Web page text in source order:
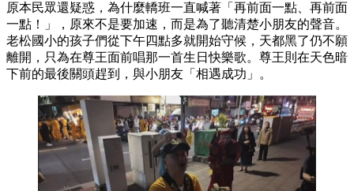
原本民眾還疑惑，為什麼轎班一直喊著「再前面一點、再前面
一點！」，原來不是要加速，而是為了聽清楚小朋友的聲音。
老松國小的孩子們從下午四點多就開始守候，天都黑了仍不願
離開，只為在尊王面前唱那一首生日快樂歌。尊王則在天色暗
下前的最後關頭趕到，與小朋友「相遇成功」。